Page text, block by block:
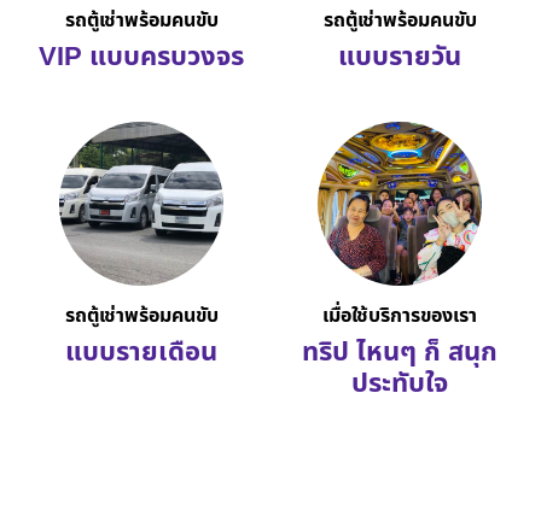
รถตู้เช่าพร้อมคนขับ
VIP แบบครบวงจร
รถตู้เช่าพร้อมคนขับ
แบบรายวัน
รถตู้เช่าพร้อมคนขับ
แบบรายเดือน
เมื่อใช้บริการของเรา
ทริป ไหนๆ ก็ สนุก
ประทับใจ